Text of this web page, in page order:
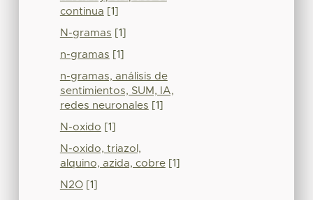
continua [1]
N-gramas [1]
n-gramas [1]
n-gramas, análisis de
sentimientos, SUM, IA,
redes neuronales [1]
N-oxido [1]
N-oxido, triazol,
alquino, azida, cobre[1]
N2O[1]